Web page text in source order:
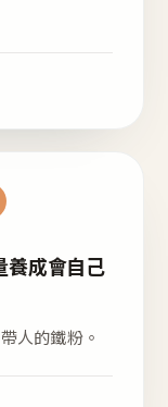
養成會自己
人的鐵粉。